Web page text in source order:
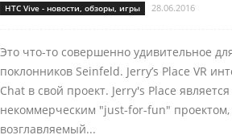
HTC Vive - новости, обзоры, игры 28.06.2016
Это что-то совершенно удивительное
поклонников Seinfeld. Jerry’s Place VR
Chat в свой проект. Jerry's Place является
некоммерческим "just-for-fun" проектом,
возглавляемый...